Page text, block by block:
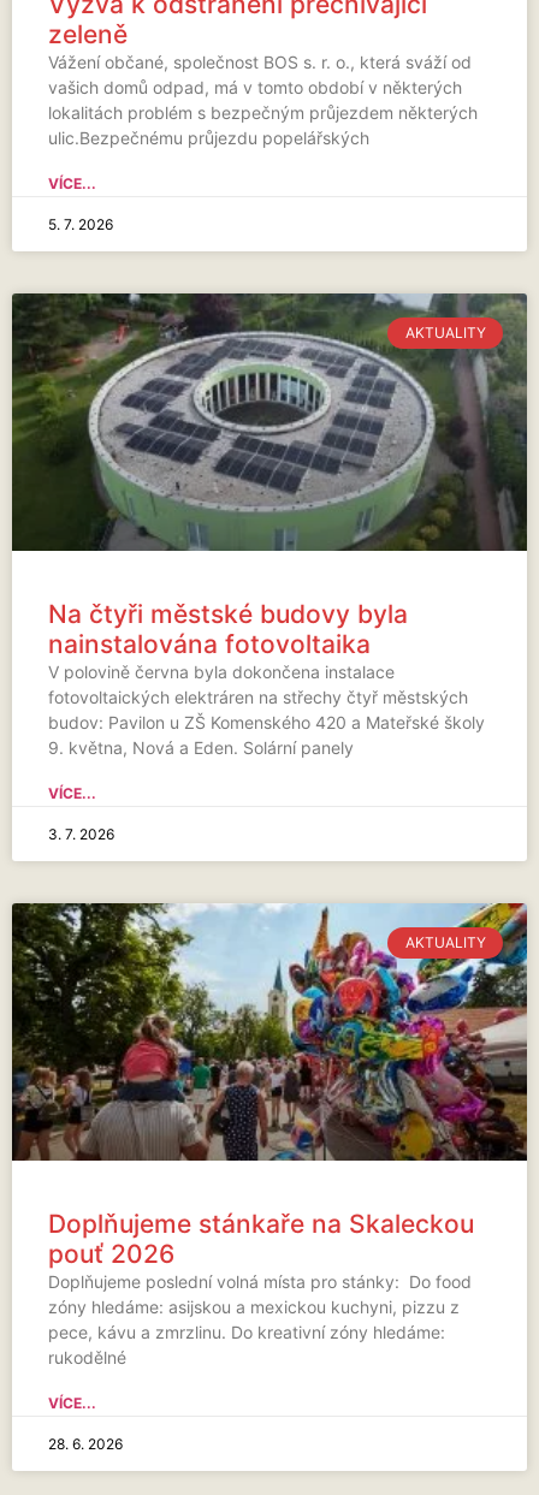
zeleně
Vážení občané, společnost BOS s. r. o., která sváží od
vašich domů odpad, má v tomto období v některých
lokalitách problém s bezpečným průjezdem některých
ulic.Bezpečnému průjezdu popelářských
VÍCE...
5. 7. 2026
AKTUALITY
Na čtyři městské budovy byla
nainstalována fotovoltaika
V polovině června byla dokončena instalace
fotovoltaických elektráren na střechy čtyř městských
budov: Pavilon u ZŠ Komenského 420 a Mateřské školy
9. května, Nová a Eden. Solární panely
VÍCE...
3. 7. 2026
AKTUALITY
Doplňujeme stánkaře na Skaleckou
pouť 2026
Doplňujeme poslední volná místa pro stánky: Do food
zóny hledáme: asijskou a mexickou kuchyni, pizzu z
pece, kávu a zmrzlinu. Do kreativní zóny hledáme:
rukodělné
VÍCE...
28. 6. 2026